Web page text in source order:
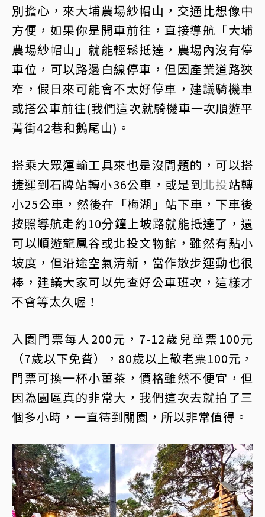
別擔心，來大埔農場紗帽山，交通比想像中
方便，如果你是開車前往，直接導航「大埔
農場紗帽山」就能輕鬆抵達，農場內沒有停
車位，可以路邊白線停車，但因產業道路狹
窄，假日來可能會不太好停車，建議騎機車
或搭公車前往(我們這次就騎機車一次順遊平
菁街42巷和鵝尾山)。
搭乘大眾運輸工具來也是沒問題的，可以搭
捷運到石牌站轉小36公車，或是到北投站轉
小25公車，然後在「梅湖」站下車，下車後
按照導航走約10分鐘上坡路就能抵達了，還
可以順遊龍鳳谷或北投文物館，雖然有點小
坡度，但沿途空氣清新，當作散步運動也很
棒，建議大家可以先查好公車班次，這樣才
不會等太久喔！
入園門票每人200元，7-12歲兒童票100元
（7歲以下免費），80歲以上敬老票100元，
門票可換一杯小薑茶，價格雖然不便宜，但
因為園區真的非常大，我們這次去就拍了三
個多小時，一直待到關園，所以非常值得。